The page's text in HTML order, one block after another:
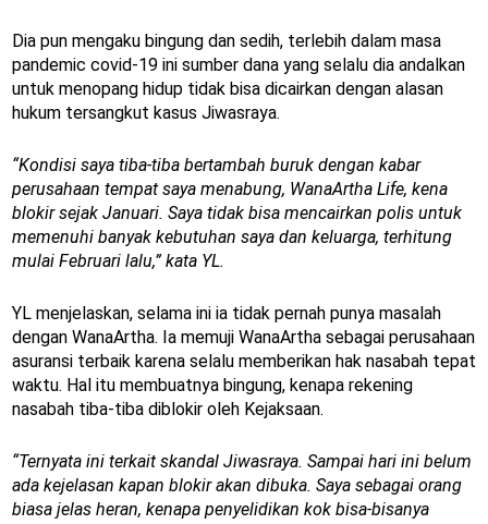
Dia pun mengaku bingung dan sedih, terlebih dalam masa
pandemic covid-19 ini sumber dana yang selalu dia andalkan
untuk menopang hidup tidak bisa dicairkan dengan alasan
hukum tersangkut kasus Jiwasraya.
“Kondisi saya tiba-tiba bertambah buruk dengan kabar
perusahaan tempat saya menabung, WanaArtha Life, kena
blokir sejak Januari. Saya tidak bisa mencairkan polis untuk
memenuhi banyak kebutuhan saya dan keluarga, terhitung
mulai Februari lalu,” kata YL.
YL menjelaskan, selama ini ia tidak pernah punya masalah
dengan WanaArtha. Ia memuji WanaArtha sebagai perusahaan
asuransi terbaik karena selalu memberikan hak nasabah tepat
waktu. Hal itu membuatnya bingung, kenapa rekening
nasabah tiba-tiba diblokir oleh Kejaksaan.
“Ternyata ini terkait skandal Jiwasraya. Sampai hari ini belum
ada kejelasan kapan blokir akan dibuka. Saya sebagai orang
biasa jelas heran, kenapa penyelidikan kok bisa-bisanya